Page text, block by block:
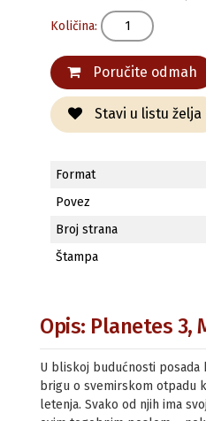
Količina:
Poručite odmah
Stavi u listu želja
Format
Povez
Broj strana
Štampa
Opis: Planetes 3,
U bliskoj budućnosti posada
brigu o svemirskom otpadu
letenja. Svako od njih ima